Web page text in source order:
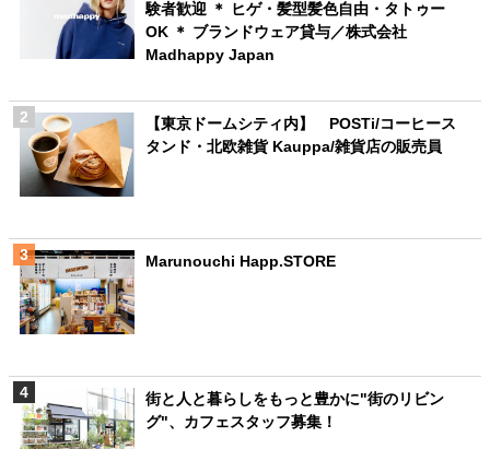
験者歓迎 ＊ ヒゲ・髪型髪色自由・タトゥー
OK ＊ ブランドウェア貸与／株式会社
Madhappy Japan
【東京ドームシティ内】 POSTi/コーヒース
タンド・北欧雑貨 Kauppa/雑貨店の販売員
Marunouchi Happ.STORE
街と人と暮らしをもっと豊かに"街のリビン
グ"、カフェスタッフ募集！